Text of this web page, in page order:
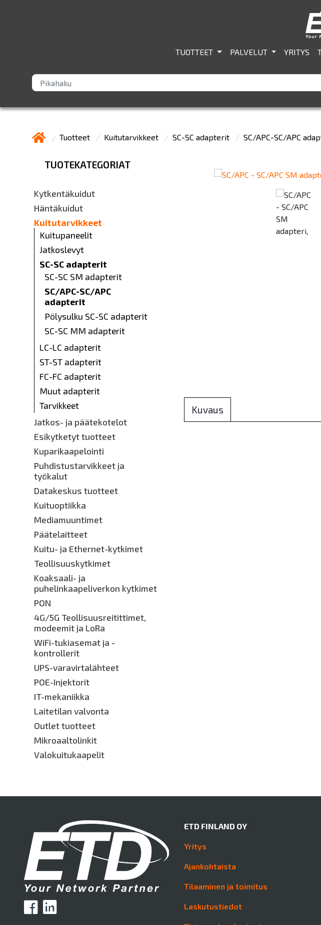
TUOTTEET PALVELUT YRITYS
Tuotteet Kuitutarvikkeet SC-SC adapterit SC/APC-SC/APC
TUOTEKATEGORIAT
Kytkentäkuidut
Häntäkuidut
Kuitutarvikkeet
Kuitupaneelit
Jatkoslevyt
SC-SC adapterit
SC-SC SM adapterit
SC/APC-SC/APC
adapterit
Pölysulku SC-SC adapterit
SC-SC MM adapterit
LC-LC adapterit
ST-ST adapterit
FC-FC adapterit
Muut adapterit
Tarvikkeet
Jatkos- ja päätekotelot
Esikytketyt tuotteet
Kuparikaapelointi
Puhdistustarvikkeet ja
työkalut
Datakeskus tuotteet
Kuituoptiikka
Mediamuuntimet
Päätelaitteet
Kuitu- ja Ethernet-kytkimet
Teollisuuskytkimet
Koaksaali- ja
puhelinkaapeliverkon kytkimet
PON
4G/5G Teollisuusreitittimet,
modeemit ja LoRa
WiFi-tukiasemat ja -
kontrollerit
UPS-varavirtalähteet
POE-Injektorit
IT-mekaniikka
Laitetilan valvonta
Outlet tuotteet
Mikroaaltolinkit
Valokuitukaapelit
Kuvaus
ETD FINLAND OY
Yritys
Ajankohtaista
Tilaaminen ja toimitus
Laskutustiedot